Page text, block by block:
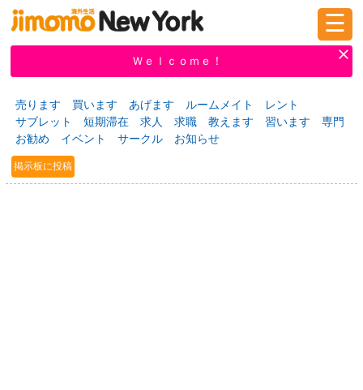
新規登録
掲示板 タウン情報 教えて！
☰
Ｗｅｌｃｏｍｅ！
売ります 買います あげます ルームメイト
レント
サブレット
短期滞在 求人 求職 教えます 習います
専門
お勧め
イベント サークル お知らせ
掲示板に投稿